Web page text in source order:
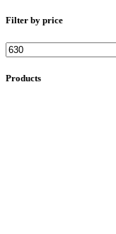
Filter by price
Min
price
Products